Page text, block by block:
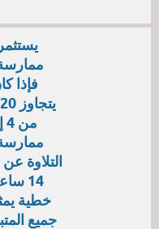
ممارسة
فإذا
14
خطية
جميع